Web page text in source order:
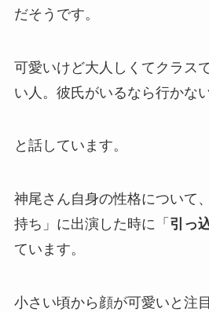
だそうです。
可愛いけど大人しくてクラス
い人。彼氏がいるなら行かな
と話しています。
神尾さん自身の性格について
持ち」に出演した時に「 引っ
ています。
小さい頃から顔が可愛いと注